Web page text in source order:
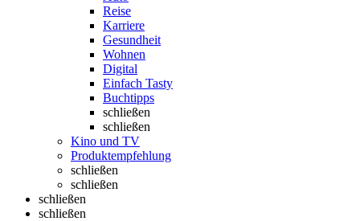
Reise
Karriere
Gesundheit
Wohnen
Digital
Einfach Tasty
Buchtipps
schließen
schließen
Kino und TV
Produktempfehlung
schließen
schließen
schließen
schließen